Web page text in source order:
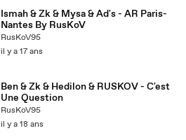
Ismah & Zk & Mysa & Ad's - AR Paris-
Nantes By RusKoV
RusKoV95
il y a 17 ans
Ben & Zk & Hedilon & RUSKOV - C'est
Une Question
RusKoV95
il y a 18 ans